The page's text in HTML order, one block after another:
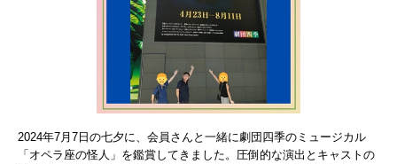
2024年7月7日の七夕に、会員さんと一緒に劇団四季のミュージカル
「オペラ座の怪人」を鑑賞してきました。圧倒的な演出とキャストの